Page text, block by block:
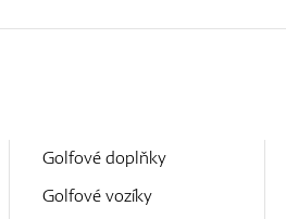
Golfové doplňky
Golfové vozíky